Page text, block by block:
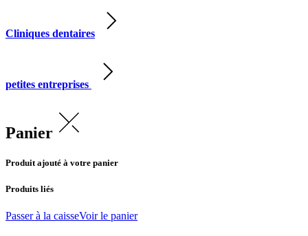
Cliniques dentaires
petites entreprises
Panier
Produit ajouté à votre panier
Produits liés
Passer à la caisseVoir le panier